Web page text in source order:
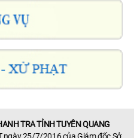
TRA TỈNH TUYÊN QUANG